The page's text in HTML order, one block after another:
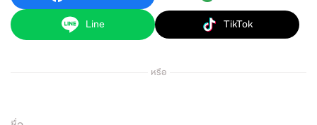
Line TikTok
หรือ